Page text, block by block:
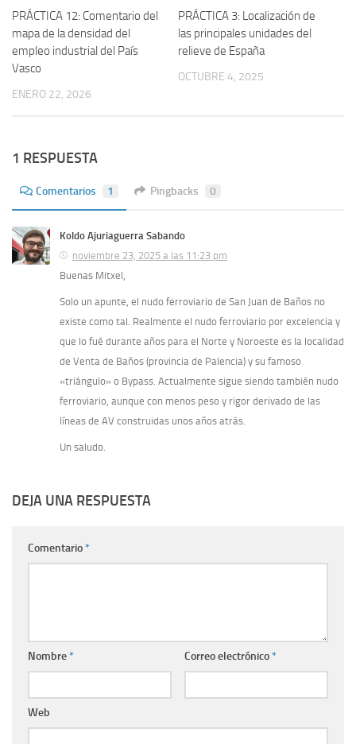
PRÁCTICA 12: Comentario del
mapa de la densidad del
empleo industrial del Paí­s
Vasco
ENERO 22, 2026
PRÁCTICA 3: Localización de
las principales unidades del
relieve de España
OCTUBRE 4, 2025
1 RESPUESTA
Comentarios 1 Pingbacks 0
Koldo Ajuriaguerra Sabando
noviembre 23, 2025 a las 11:23 pm
Buenas Mitxel,
Solo un apunte, el nudo ferroviario de San Juan de Baños no
existe como tal. Realmente el nudo ferroviario por excelencia y
que lo fué durante años para el Norte y Noroeste es la localidad
de Venta de Baños (provincia de Palencia) y su famoso
«triángulo» o Bypass. Actualmente sigue siendo también nudo
ferroviario, aunque con menos peso y rigor derivado de las
líneas de AV construidas unos años atrás.
Un saludo.
DEJA UNA RESPUESTA
Comentario*
Nombre* Correo electrónico*
Web